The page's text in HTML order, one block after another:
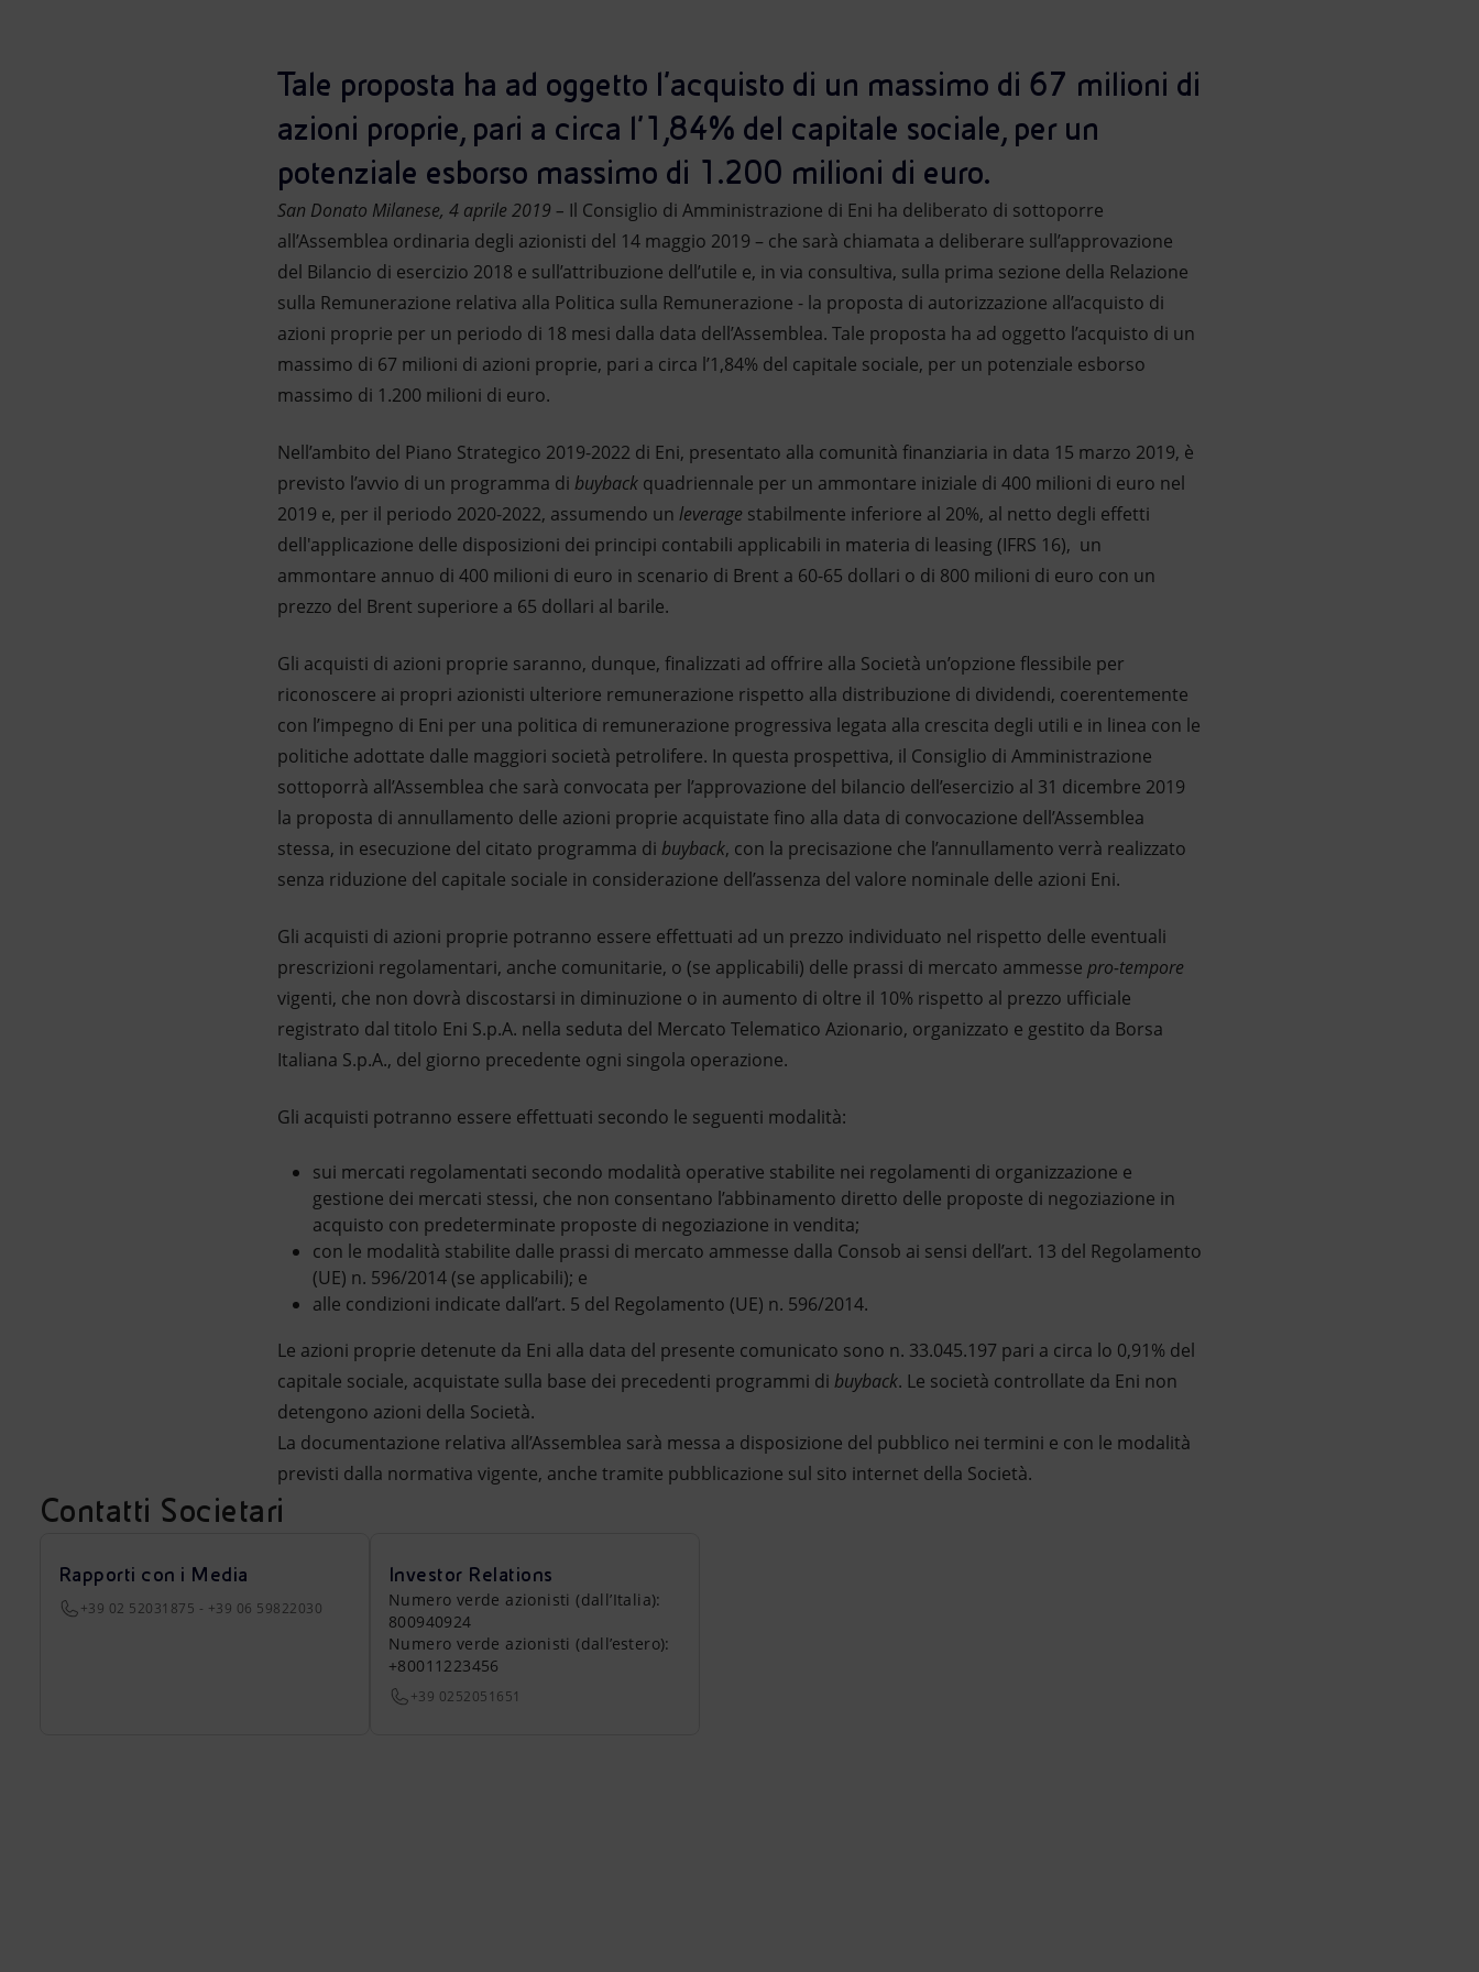
Tale proposta ha ad oggetto l’acquisto di un massimo di 67 milioni di
azioni proprie, pari a circa l’1,84% del capitale sociale, per un
potenziale esborso massimo di 1.200 milioni di euro.
San Donato Milanese, 4 aprile 2019 – Il Consiglio di Amministrazione di Eni ha deliberato di sottoporre
all’Assemblea ordinaria degli azionisti del 14 maggio 2019 – che sarà chiamata a deliberare sull’approvazione
del Bilancio di esercizio 2018 e sull’attribuzione dell’utile e, in via consultiva, sulla prima sezione della Relazione
sulla Remunerazione relativa alla Politica sulla Remunerazione - la proposta di autorizzazione all’acquisto di
azioni proprie per un periodo di 18 mesi dalla data dell’Assemblea. Tale proposta ha ad oggetto l’acquisto di un
massimo di 67 milioni di azioni proprie, pari a circa l’1,84% del capitale sociale, per un potenziale esborso
massimo di 1.200 milioni di euro.
Nell’ambito del Piano Strategico 2019-2022 di Eni, presentato alla comunità finanziaria in data 15 marzo 2019, è
previsto l’avvio di un programma di buyback quadriennale per un ammontare iniziale di 400 milioni di euro nel
2019 e, per il periodo 2020-2022, assumendo un leverage stabilmente inferiore al 20%, al netto degli effetti
dell'applicazione delle disposizioni dei principi contabili applicabili in materia di leasing (IFRS 16), un
ammontare annuo di 400 milioni di euro in scenario di Brent a 60-65 dollari o di 800 milioni di euro con un
prezzo del Brent superiore a 65 dollari al barile.
Gli acquisti di azioni proprie saranno, dunque, finalizzati ad offrire alla Società un’opzione flessibile per
riconoscere ai propri azionisti ulteriore remunerazione rispetto alla distribuzione di dividendi, coerentemente
con l’impegno di Eni per una politica di remunerazione progressiva legata alla crescita degli utili e in linea con le
politiche adottate dalle maggiori società petrolifere. In questa prospettiva, il Consiglio di Amministrazione
sottoporrà all’Assemblea che sarà convocata per l’approvazione del bilancio dell’esercizio al 31 dicembre 2019
la proposta di annullamento delle azioni proprie acquistate fino alla data di convocazione dell’Assemblea
stessa, in esecuzione del citato programma di buyback, con la precisazione che l’annullamento verrà realizzato
senza riduzione del capitale sociale in considerazione dell’assenza del valore nominale delle azioni Eni.
Gli acquisti di azioni proprie potranno essere effettuati ad un prezzo individuato nel rispetto delle eventuali
prescrizioni regolamentari, anche comunitarie, o (se applicabili) delle prassi di mercato ammesse pro-tempore
vigenti, che non dovrà discostarsi in diminuzione o in aumento di oltre il 10% rispetto al prezzo ufficiale
registrato dal titolo Eni S.p.A. nella seduta del Mercato Telematico Azionario, organizzato e gestito da Borsa
Italiana S.p.A., del giorno precedente ogni singola operazione.
Gli acquisti potranno essere effettuati secondo le seguenti modalità:
sui mercati regolamentati secondo modalità operative stabilite nei regolamenti di organizzazione e
gestione dei mercati stessi, che non consentano l’abbinamento diretto delle proposte di negoziazione in
acquisto con predeterminate proposte di negoziazione in vendita;
con le modalità stabilite dalle prassi di mercato ammesse dalla Consob ai sensi dell’art. 13 del Regolamento
(UE) n. 596/2014 (se applicabili); e
alle condizioni indicate dall’art. 5 del Regolamento (UE) n. 596/2014.
Le azioni proprie detenute da Eni alla data del presente comunicato sono n. 33.045.197 pari a circa lo 0,91% del
capitale sociale, acquistate sulla base dei precedenti programmi di buyback. Le società controllate da Eni non
detengono azioni della Società.
La documentazione relativa all’Assemblea sarà messa a disposizione del pubblico nei termini e con le modalità
previsti dalla normativa vigente, anche tramite pubblicazione sul sito internet della Società.
Contatti Societari
Rapporti con i Media
+39 02 52031875 - +39 06 59822030
Investor Relations
Numero verde azionisti (dall’Italia):
800940924
Numero verde azionisti (dall’estero):
+80011223456
+39 0252051651